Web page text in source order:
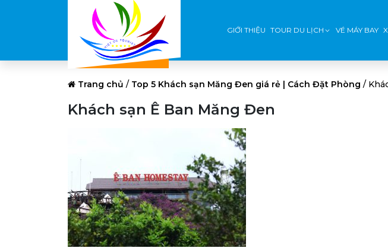
GIỚI THIỆU TOUR DU LỊCH VÉ MÁY BAY
Trang chủ / Top 5 Khách sạn Măng Đen giá rẻ | Cách Đặt Phòng /
Khách sạn Ê Ban Măng Đen